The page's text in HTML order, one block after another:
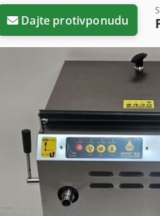
Dajte protivponudu